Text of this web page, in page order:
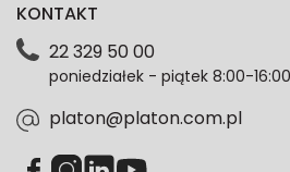
dotyczące danych osobowych
każdym czasie. Wycofanie
zgodność z prawem
KONTAKT
22 329 50 00
poniedziałek - piątek 8:00-16:00
platon@platon.com.pl